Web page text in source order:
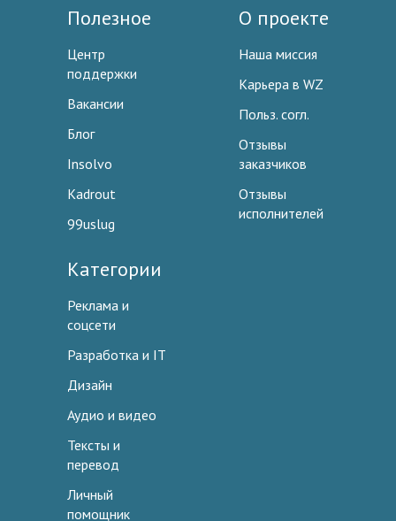
Полезное
Центр
поддержки
Вакансии
Блог
Insolvo
Kadrout
99uslug
О проекте
Наша миссия
Карьера в WZ
Польз. согл.
Отзывы
заказчиков
Отзывы
исполнителей
Категории
Реклама и
соцсети
Разработка и IT
Дизайн
Аудио и видео
Тексты и
перевод
Личный
помощник